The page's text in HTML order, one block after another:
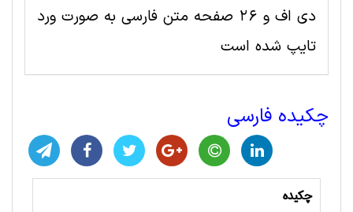
دی اف و 26 صفحه متن فارسی به صورت ورد
تایپ شده است
چکیده فارسی
چکیده